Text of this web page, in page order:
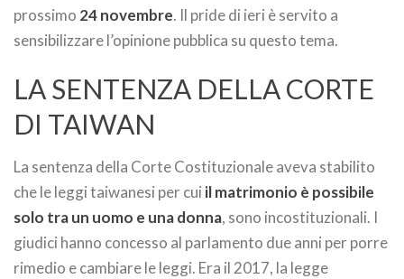
prossimo 24 novembre. Il pride di ieri è servito a
sensibilizzare l’opinione pubblica su questo tema.
LA SENTENZA DELLA CORTE
DI TAIWAN
La sentenza della Corte Costituzionale aveva stabilito
che le leggi taiwanesi per cui il matrimonio è possibile
solo tra un uomo e una donna, sono incostituzionali. I
giudici hanno concesso al parlamento due anni per porre
rimedio e cambiare le leggi. Era il 2017, la legge